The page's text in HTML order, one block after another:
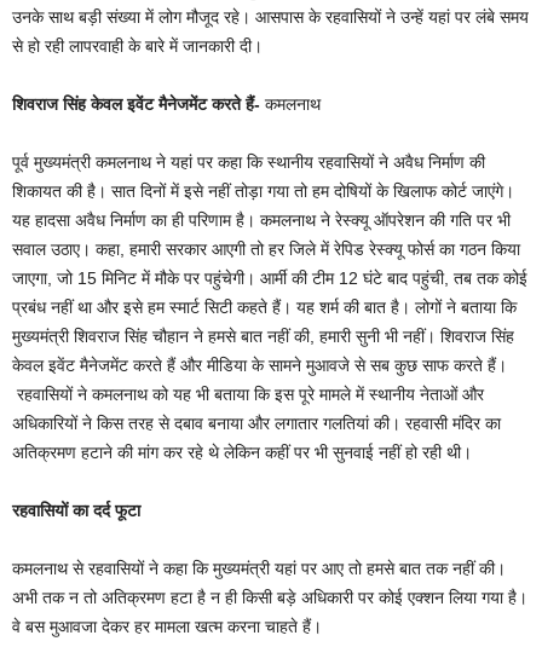
उनके साथ बड़ी संख्या में लोग मौजूद रहे। आसपास के रहवासियों ने उन्हें यहां पर लंबे समय
से हो रही लापरवाही के बारे में जानकारी दी।
शिवराज सिंह केवल इवेंट मैनेजमेंट करते हैं- कमलनाथ
पूर्व मुख्यमंत्री कमलनाथ ने यहां पर कहा कि स्थानीय रहवासियों ने अवैध निर्माण की
शिकायत की है। सात दिनों में इसे नहीं तोड़ा गया तो हम दोषियों के खिलाफ कोर्ट जाएंगे।
यह हादसा अवैध निर्माण का ही परिणाम है। कमलनाथ ने रेस्क्यू ऑपरेशन की गति पर भी
सवाल उठाए। कहा, हमारी सरकार आएगी तो हर जिले में रेपिड रेस्क्यू फोर्स का गठन किया
जाएगा, जो 15 मिनिट में मौके पर पहुंचेगी। आर्मी की टीम 12 घंटे बाद पहुंची, तब तक कोई
प्रबंध नहीं था और इसे हम स्मार्ट सिटी कहते हैं। यह शर्म की बात है। लोगों ने बताया कि
मुख्यमंत्री शिवराज सिंह चौहान ने हमसे बात नहीं की, हमारी सुनी भी नहीं। शिवराज सिंह
केवल इवेंट मैनेजमेंट करते हैं और मीडिया के सामने मुआवजे से सब कुछ साफ करते हैं।
रहवासियों ने कमलनाथ को यह भी बताया कि इस पूरे मामले में स्थानीय नेताओं और
अधिकारियों ने किस तरह से दबाव बनाया और लगातार गलतियां की। रहवासी मंदिर का
अतिक्रमण हटाने की मांग कर रहे थे लेकिन कहीं पर भी सुनवाई नहीं हो रही थी।
रहवासियों का दर्द फूटा
कमलनाथ से रहवासियों ने कहा कि मुख्यमंत्री यहां पर आए तो हमसे बात तक नहीं की।
अभी तक न तो अतिक्रमण हटा है न ही किसी बड़े अधिकारी पर कोई एक्शन लिया गया है।
वे बस मुआवजा देकर हर मामला खत्म करना चाहते हैं।